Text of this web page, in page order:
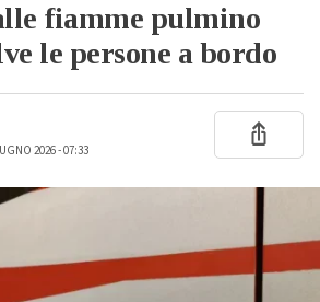
fiamme pulmino
le persone a bordo
2026 - 07:33